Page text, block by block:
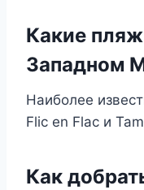
Какие
Западном
Наиболее
Flic en Flac и
Как